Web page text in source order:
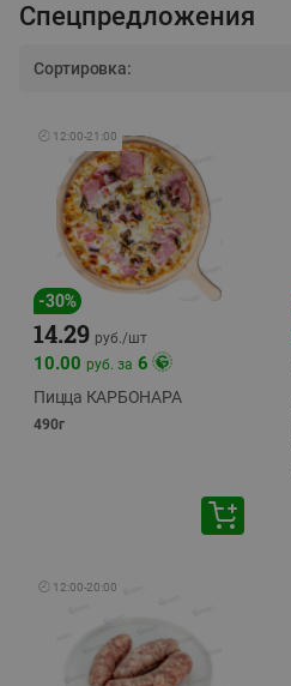
Спецпредложения
Сортировка:
🕘 12:00-21:00
-30%
14.29 руб./шт
10.00 руб. за 6
Пицца КАРБОНАРА
490г
🕘 12:00-20:00